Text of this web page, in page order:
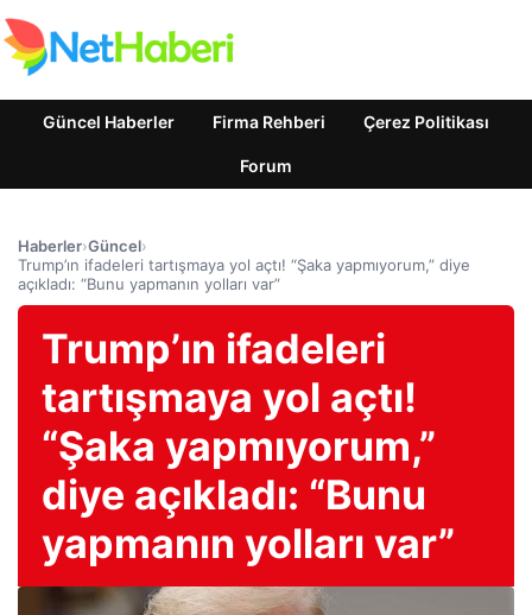
Güncel Haberler Firma Rehberi Çerez Politikası
Forum
Haberler›Güncel›
Trump’ın ifadeleri tartışmaya yol açtı! “Şaka yapmıyorum,” diye
açıkladı: “Bunu yapmanın yolları var”
Trump’ın ifadeleri
tartışmaya yol açtı!
“Şaka yapmıyorum,”
diye açıkladı: “Bunu
yapmanın yolları var”